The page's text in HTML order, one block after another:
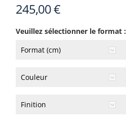
245,00 €
Veuillez sélectionner le format :